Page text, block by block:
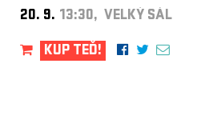
20. 9. 13:30, VELKÝ SÁL
KUP TEĎ!